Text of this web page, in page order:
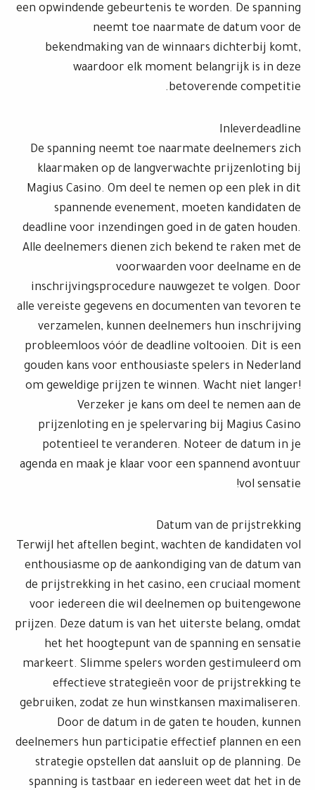
een opwindende gebeurtenis te worden. De spanning
neemt toe naarmate de datum voor de
bekendmaking van de winnaars dichterbij komt,
waardoor elk moment belangrijk is in deze
betoverende competitie.
Inleverdeadline
De spanning neemt toe naarmate deelnemers zich
klaarmaken op de langverwachte prijzenloting bij
Magius Casino. Om deel te nemen op een plek in dit
spannende evenement, moeten kandidaten de
deadline voor inzendingen goed in de gaten houden.
Alle deelnemers dienen zich bekend te raken met de
voorwaarden voor deelname en de
inschrijvingsprocedure nauwgezet te volgen. Door
alle vereiste gegevens en documenten van tevoren te
verzamelen, kunnen deelnemers hun inschrijving
probleemloos vóór de deadline voltooien. Dit is een
gouden kans voor enthousiaste spelers in Nederland
om geweldige prijzen te winnen. Wacht niet langer!
Verzeker je kans om deel te nemen aan de
prijzenloting en je spelervaring bij Magius Casino
potentieel te veranderen. Noteer de datum in je
agenda en maak je klaar voor een spannend avontuur
vol sensatie!
Datum van de prijstrekking
Terwijl het aftellen begint, wachten de kandidaten vol
enthousiasme op de aankondiging van de datum van
de prijstrekking in het casino, een cruciaal moment
voor iedereen die wil deelnemen op buitengewone
prijzen. Deze datum is van het uiterste belang, omdat
het het hoogtepunt van de spanning en sensatie
markeert. Slimme spelers worden gestimuleerd om
effectieve strategieën voor de prijstrekking te
gebruiken, zodat ze hun winstkansen maximaliseren.
Door de datum in de gaten te houden, kunnen
deelnemers hun participatie effectief plannen en een
strategie opstellen dat aansluit op de planning. De
spanning is tastbaar en iedereen weet dat het in de